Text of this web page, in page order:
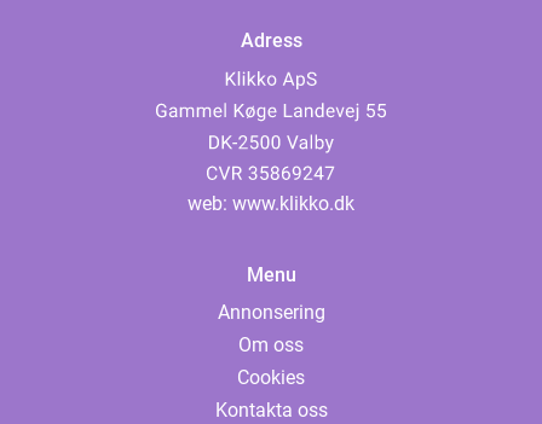
Adress
web: www.klikko.dk
Menu
Annonsering
Om oss
Cookies
Kontakta oss